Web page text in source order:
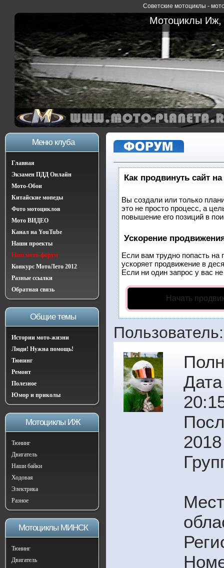
Советские мотоциклы -
Мотоциклы Иж,
Меню клуба
Главная
Экзамен ПДД Онлайн
Мото-Обои
Китайские мопеды
Фото мотоциклов
Мото ВИДЕО
Канал на YouTube
Наши проекты
Наш мото-форум
Конкурс МотоЛето 2012
Разные ссылки
Обратная связь
Общие темы
Истории мото-жизни
Люди! Нужна помощь!
Тюнинг
Ремонт
Полезное
Юмор и приколы
Мотоциклы ИЖ
Тюнинг
Двигатель
Наши байки
Ходовая
Электрика
Разное
Мотоциклы МИНСК
Тюнинг
Двигатель
Как продвинуть сайт
Вы создали или только
это не просто процесс, а
повышение его позиций в
Ускорение
Если вам трудно попасть на
ускоряет продвижение в
Если ни один запрос у вас
Начать